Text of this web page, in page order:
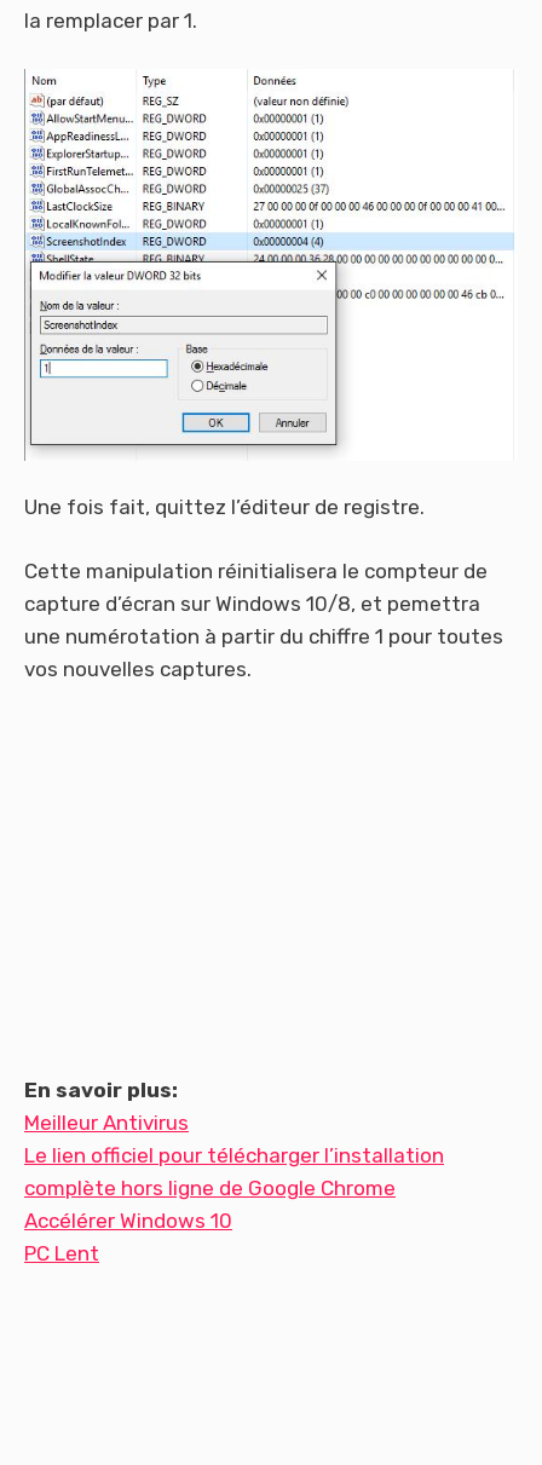
la remplacer par 1.
Une fois fait, quittez l’éditeur de registre.
Cette manipulation réinitialisera le compteur de
capture d’écran sur Windows 10/8, et pemettra
une numérotation à partir du chiffre 1 pour toutes
vos nouvelles captures.
En savoir plus:
Meilleur Antivirus
Le lien officiel pour télécharger l’installation
complète hors ligne de Google Chrome
Accélérer Windows 10
PC Lent